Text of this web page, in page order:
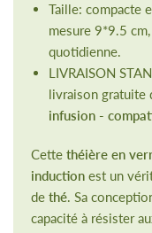
Taille: compacte
mesure 9*9.5
quotidienne.
LIVRAISON
livraison gratuite
infusion -
Cettethéière en
induction est un
dethé. Sa
capacité à résister